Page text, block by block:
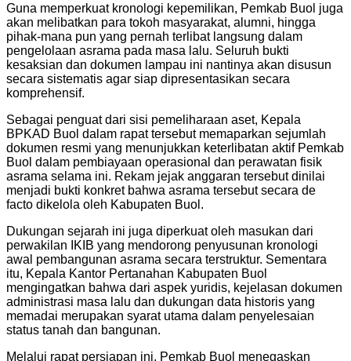
Guna memperkuat kronologi kepemilikan, Pemkab Buol juga
akan melibatkan para tokoh masyarakat, alumni, hingga
pihak-mana pun yang pernah terlibat langsung dalam
pengelolaan asrama pada masa lalu. Seluruh bukti
kesaksian dan dokumen lampau ini nantinya akan disusun
secara sistematis agar siap dipresentasikan secara
komprehensif.
Sebagai penguat dari sisi pemeliharaan aset, Kepala
BPKAD Buol dalam rapat tersebut memaparkan sejumlah
dokumen resmi yang menunjukkan keterlibatan aktif Pemkab
Buol dalam pembiayaan operasional dan perawatan fisik
asrama selama ini. Rekam jejak anggaran tersebut dinilai
menjadi bukti konkret bahwa asrama tersebut secara de
facto dikelola oleh Kabupaten Buol.
Dukungan sejarah ini juga diperkuat oleh masukan dari
perwakilan IKIB yang mendorong penyusunan kronologi
awal pembangunan asrama secara terstruktur. Sementara
itu, Kepala Kantor Pertanahan Kabupaten Buol
mengingatkan bahwa dari aspek yuridis, kejelasan dokumen
administrasi masa lalu dan dukungan data historis yang
memadai merupakan syarat utama dalam penyelesaian
status tanah dan bangunan.
Melalui rapat persiapan ini, Pemkab Buol menegaskan